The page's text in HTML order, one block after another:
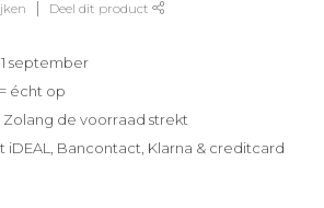
Deel dit product
september
écht op
Zolang de voorraad strekt
iDEAL, Bancontact, Klarna & creditcard